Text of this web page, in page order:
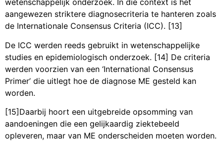
wetenschappelijk onderzoek. In die context is het
aangewezen striktere diagnosecriteria te hanteren zoals
de Internationale Consensus Criteria (ICC). [13]
De ICC werden reeds gebruikt in wetenschappelijke
studies en epidemiologisch onderzoek. [14] De criteria
werden voorzien van een ‘International Consensus
Primer’ die uitlegt hoe de diagnose ME gesteld kan
worden.
[15]Daarbij hoort een uitgebreide opsomming van
aandoeningen die een gelijkaardig ziektebeeld
opleveren, maar van ME onderscheiden moeten worden.